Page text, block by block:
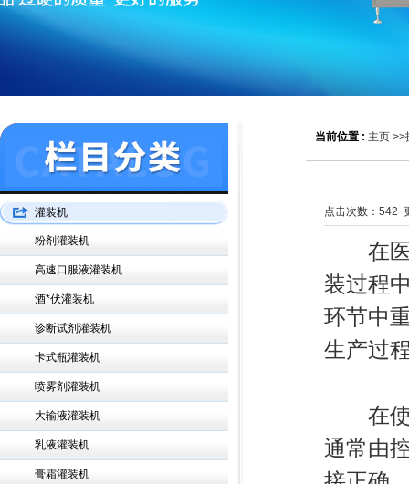
当前位置 : 主页 >>
点击次数： 542
在医
装过程
环节中
生产过
在使
通常由
灌装机
粉剂灌装机
高速口服液灌装机
酒*伏灌装机
诊断试剂灌装机
卡式瓶灌装机
喷雾剂灌装机
大输液灌装机
乳液灌装机
膏霜灌装机